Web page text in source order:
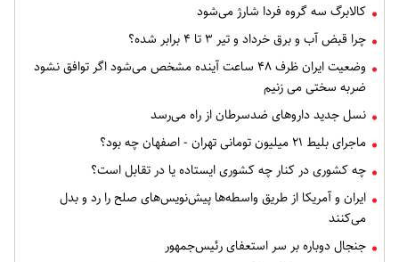
کالابرگ سه گروه فردا شارژ می‌شود
چرا قبض آب و برق خرداد و تیر ۳ تا ۴ برابر شده؟
وضعیت ایران ظرف ۴۸ ساعت آینده مشخص می‌شود اگر توافق نشود
ضربه سختی می زنیم
نسل جدید داروهای ضدسرطان از راه می‌رسد
ماجرای بلیط ۲۱ میلیون تومانی تهران - اصفهان چه بود؟
چه کشوری در کنار چه کشوری ایستاده یا در تقابل است؟
ایران و آمریکا از طریق واسطه‌ها پیش‌نویس‌های صلح را رد و بدل
می‌کنند
جنجال دوباره بر سر استعفای رئیس‌جمهور